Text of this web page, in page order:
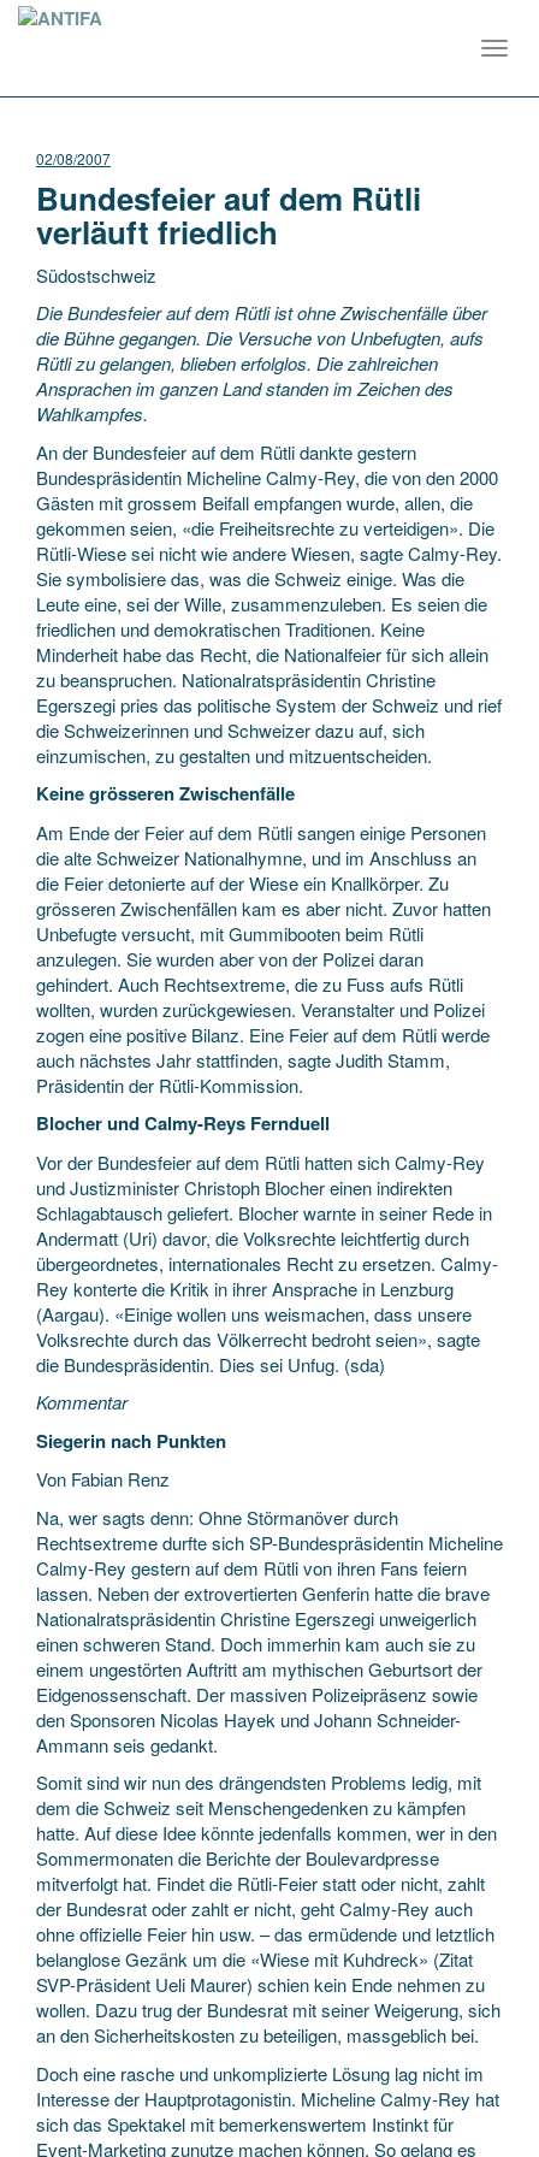
02/08/2007
Bundesfeier auf dem Rütli
verläuft friedlich
Südostschweiz
Die Bundesfeier auf dem Rütli ist ohne Zwischenfälle über
die Bühne gegangen. Die Versuche von Unbefugten, aufs
Rütli zu gelangen, blieben erfolglos. Die zahlreichen
Ansprachen im ganzen Land standen im Zeichen des
Wahlkampfes.
An der Bundesfeierauf dem Rütli dankte gestern
Bundespräsidentin Micheline Calmy-Rey, die von den 2000
Gästen mit grossem Beifall empfangen wurde, allen, die
gekommen seien, «die Freiheitsrechte zu verteidigen». Die
Rütli-Wiese sei nicht wie andere Wiesen, sagte Calmy-Rey.
Sie symbolisiere das, was die Schweiz einige. Was die
Leute eine, sei der Wille, zusammenzuleben. Es seien die
friedlichen und demokratischen Traditionen. Keine
Minderheit habe das Recht, die Nationalfeier für sich allein
zu beanspruchen. Nationalratspräsidentin Christine
Egerszegi pries das politische System der Schweiz und rief
die Schweizerinnen und Schweizer dazu auf, sich
einzumischen, zu gestalten und mitzuentscheiden.
Keine grösseren Zwischenfälle
Am Ende der Feier auf dem Rütli sangen einige Personen
die alte Schweizer Nationalhymne, und im Anschluss an
die Feier detonierte auf der Wiese ein Knallkörper. Zu
grösseren Zwischenfällen kam es aber nicht. Zuvor hatten
Unbefugte versucht, mit Gummibooten beim Rütli
anzulegen. Sie wurden aber von der Polizei daran
gehindert. Auch Rechtsextreme, die zu Fuss aufs Rütli
wollten, wurden zurückgewiesen. Veranstalter und Polizei
zogen eine positive Bilanz. Eine Feier auf dem Rütli werde
auch nächstes Jahr stattfinden, sagte Judith Stamm,
Präsidentin der Rütli-Kommission.
Blocher und Calmy-Reys Fernduell
Vor der Bundesfeier auf dem Rütli hatten sich Calmy-Rey
und Justizminister Christoph Blocher einen indirekten
Schlagabtausch geliefert. Blocher warnte in seiner Rede in
Andermatt (Uri) davor, die Volksrechte leichtfertig durch
übergeordnetes, internationales Recht zu ersetzen. Calmy-
Rey konterte die Kritik in ihrer Ansprache in Lenzburg
(Aargau). «Einige wollen uns weismachen, dass unsere
Volksrechte durch das Völkerrecht bedroht seien», sagte
die Bundespräsidentin. Dies sei Unfug. (sda)
Kommentar
Siegerin nach Punkten
Von Fabian Renz
Na, wer sagts denn: Ohne Störmanöver durch
Rechtsextreme durfte sich SP-Bundespräsidentin Micheline
Calmy-Rey gestern auf dem Rütli von ihren Fans feiern
lassen. Neben der extrovertierten Genferin hatte die brave
Nationalratspräsidentin Christine Egerszegi unweigerlich
einen schweren Stand. Doch immerhin kam auch sie zu
einem ungestörten Auftritt am mythischen Geburtsort der
Eidgenossenschaft. Der massiven Polizeipräsenz sowie
den Sponsoren Nicolas Hayek und Johann Schneider-
Ammann seis gedankt.
Somit sind wir nun des drängendsten Problems ledig, mit
dem die Schweiz seit Menschengedenken zu kämpfen
hatte. Auf diese Idee könnte jedenfalls kommen, wer in den
Sommermonaten die Berichte der Boulevardpresse
mitverfolgt hat. Findet die Rütli-Feier statt oder nicht, zahlt
der Bundesrat oder zahlt er nicht, geht Calmy-Rey auch
ohne offizielle Feier hin usw. – das ermüdende und letztlich
belanglose Gezänk um die «Wiese mit Kuhdreck» (Zitat
SVP-Präsident Ueli Maurer) schien kein Ende nehmen zu
wollen. Dazu trug der Bundesrat mit seiner Weigerung, sich
an den Sicherheitskosten zu beteiligen, massgeblich bei.
Doch eine rasche und unkomplizierte Lösung lag nicht im
Interesse der Hauptprotagonistin. Micheline Calmy-Rey hat
sich das Spektakel mit bemerkenswertem Instinkt für
Event-Marketing zunutze machen können. So gelang es